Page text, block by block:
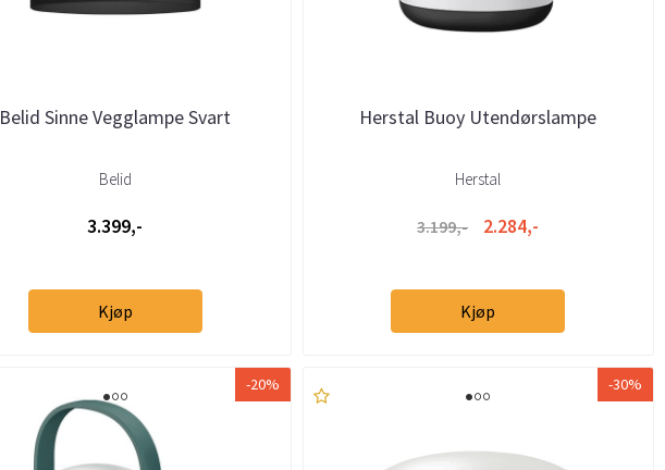
Belid Sinne Vegglampe Svart
Belid
3.399,-
Kjøp
Herstal Buoy Utendørslampe
Herstal
3.199,- 2.284,-
Kjøp
-20% -30%